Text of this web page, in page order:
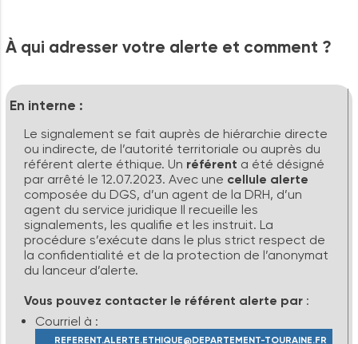
À qui adresser votre alerte et comment ?
En interne :
Le signalement se fait auprès de hiérarchie directe
ou indirecte, de l’autorité territoriale ou auprès du
référent alerte éthique. Un référent a été désigné
par arrêté le 12.07.2023. Avec une cellule alerte
composée du DGS, d’un agent de la DRH, d’un
agent du service juridique Il recueille les
signalements, les qualifie et les instruit. La
procédure s’exécute dans le plus strict respect de
la confidentialité et de la protection de l’anonymat
du lanceur d’alerte.
Vous pouvez contacter le référent alerte par:
Courriel à :
REFERENT.ALERTE.ETHIQUE@DEPARTEMENT-TOURAINE.FR